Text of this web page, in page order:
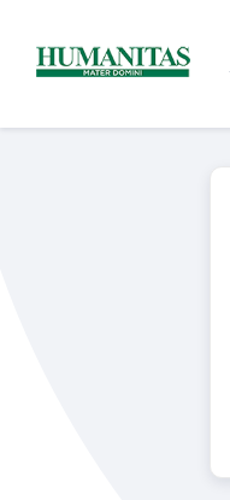
content